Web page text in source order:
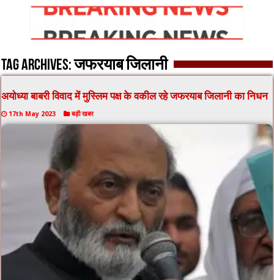
Tag Archives:जफरयाब जिलानी
अयोध्या बाबरी विवाद में मुस्लिम पक्ष के वकील रहे जफरयाब जिलानी का निधन
17th May 2023 बड़ी खबर